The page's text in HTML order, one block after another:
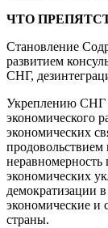
ЧТО
Становление
развитием
СНГ,
Укреплению СНГ
экономического
экономических
неравномерность
экономических
демократизации
экономические и
страны.